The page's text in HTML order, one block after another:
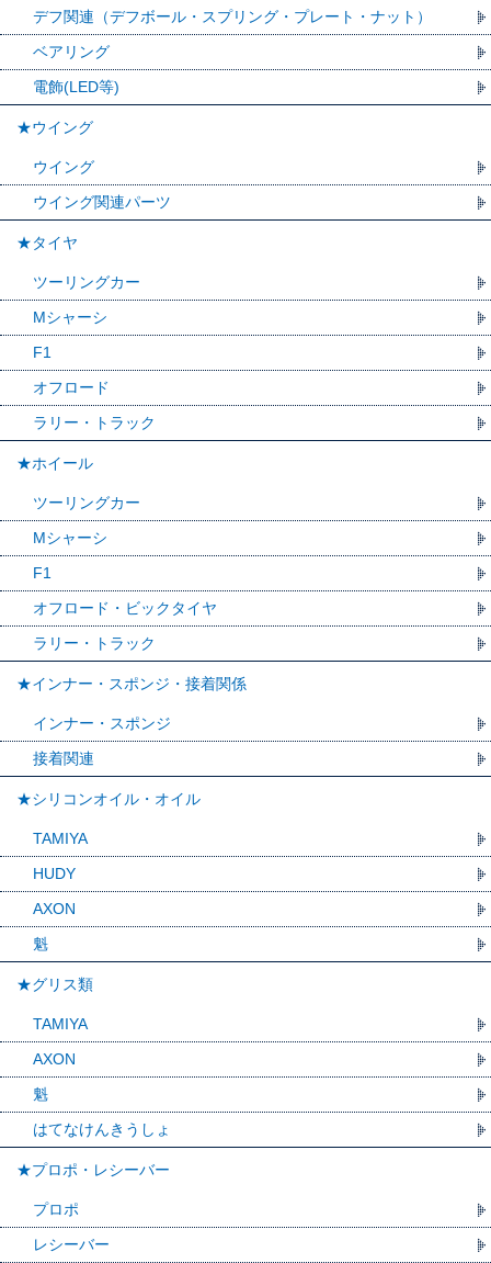
デフ関連（デフボール・スプリング・プレート・ナット）
ベアリング
電飾(LED等)
★ウイング
ウイング
ウイング関連パーツ
★タイヤ
ツーリングカー
Mシャーシ
F1
オフロード
ラリー・トラック
★ホイール
ツーリングカー
Mシャーシ
F1
オフロード・ビックタイヤ
ラリー・トラック
★インナー・スポンジ・接着関係
インナー・スポンジ
接着関連
★シリコンオイル・オイル
TAMIYA
HUDY
AXON
魁
★グリス類
TAMIYA
AXON
魁
はてなけんきうしょ
★プロポ・レシーバー
プロポ
レシーバー